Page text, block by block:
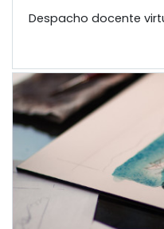
Despacho docente